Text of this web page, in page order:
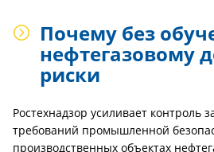
Почему без
нефтегазовому
риски
Ростехнадзор усиливает контроль
требований промышленной
производственных объектах